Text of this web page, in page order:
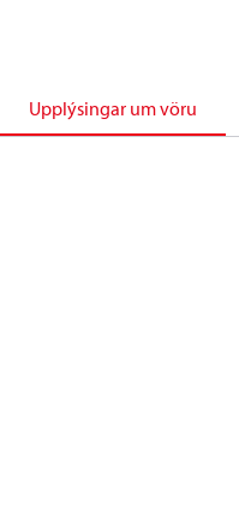
Upplýsingar um vöru